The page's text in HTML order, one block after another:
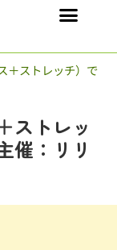
＋ストレッチ）で
ストレッ
催：リリ